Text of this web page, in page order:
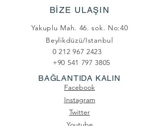
BİZE ULAŞIN
Yakuplu Mah. 46. sok. No:40
Beylikdüzü/Istanbul
0 212 967 2423
+90 541 797 3805
BAĞLANTIDA KALIN
Facebook
Instagram
Twitter